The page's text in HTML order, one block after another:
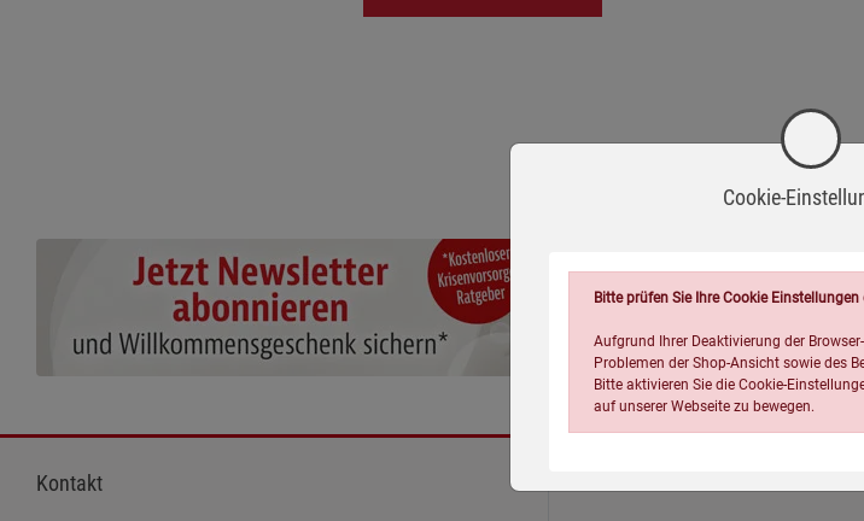
Kontakt
Cookie-
Bitte prüfen Sie Ihre Cookie Einstellungen
Aufgrund Ihrer Deaktivierung der
Problemen der Shop-Ansicht sowie des
Bitte aktivieren Sie die Cookie-
auf unserer Webseite zu bewegen.